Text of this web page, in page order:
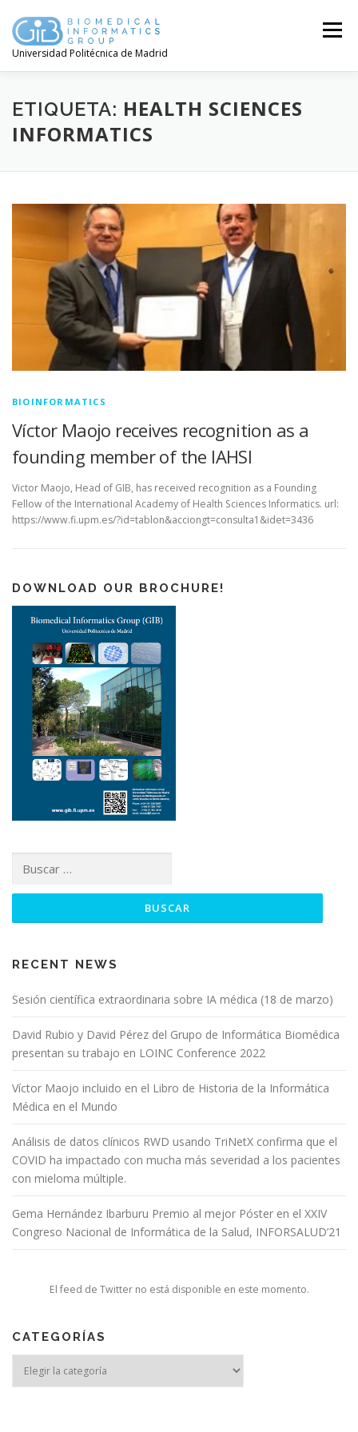
contenido
Universidad Politécnica de Madrid
Menú
ETIQUETA: HEALTH SCIENCES
INFORMATICS
BIOINFORMATICS
Víctor Maojo receives recognition as a
founding member of the IAHSI
Victor Maojo, Head of GIB, has received recognition as a Founding
Fellow of the International Academy of Health Sciences Informatics. url:
https://www.fi.upm.es/?id=tablon&acciongt=consulta1&idet=3436
DOWNLOAD OUR BROCHURE!
RECENT NEWS
Sesión científica extraordinaria sobre IA médica (18 de marzo)
David Rubio y David Pérez del Grupo de Informática Biomédica
presentan su trabajo en LOINC Conference 2022
Víctor Maojo incluido en el Libro de Historia de la Informática
Médica en el Mundo
Análisis de datos clínicos RWD usando TriNetX confirma que el
COVID ha impactado con mucha más severidad a los pacientes
con mieloma múltiple.
Gema Hernández Ibarburu Premio al mejor Póster en el XXIV
Congreso Nacional de Informática de la Salud, INFORSALUD’21
El feed de Twitter no está disponible en este momento.
CATEGORÍAS